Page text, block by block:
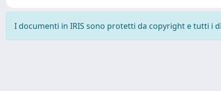
I documenti in IRIS sono protetti da copyright e tutti i